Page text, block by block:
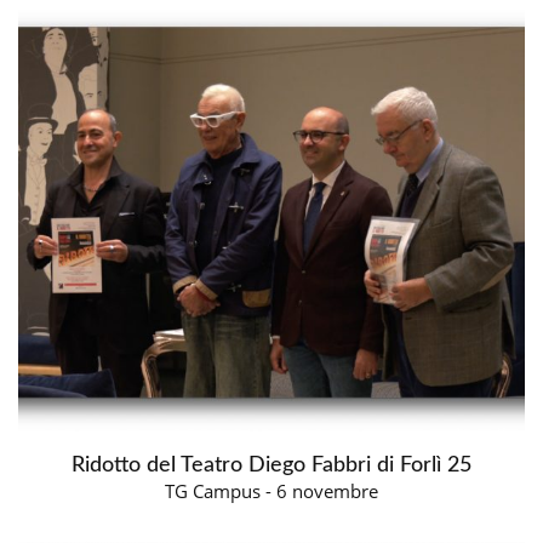
Ridotto del Teatro Diego Fabbri di Forlì 25
TG Campus - 6 novembre